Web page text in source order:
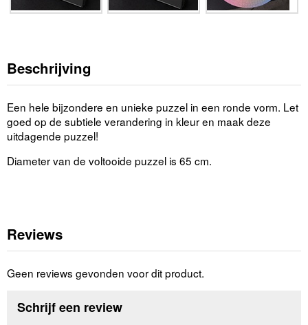
Beschrijving
Een hele bijzondere en unieke puzzel in een ronde vorm. Let
goed op de subtiele verandering in kleur en maak deze
uitdagende puzzel!
Diameter van de voltooide puzzel is 65 cm.
Reviews
Geen reviews gevonden voor dit product.
Schrijf een review